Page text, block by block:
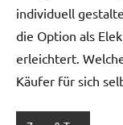
individuell
die Option als
erleichtert.
Käufer für sich